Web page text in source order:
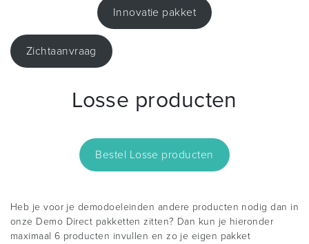
Innovatie pakket
Zichtaanvraag
Losse producten
Bestel Losse producten
Heb je voor je demodoeleinden andere producten nodig dan in
onze Demo Direct pakketten zitten? Dan kun je hieronder
maximaal 6 producten invullen en zo je eigen pakket